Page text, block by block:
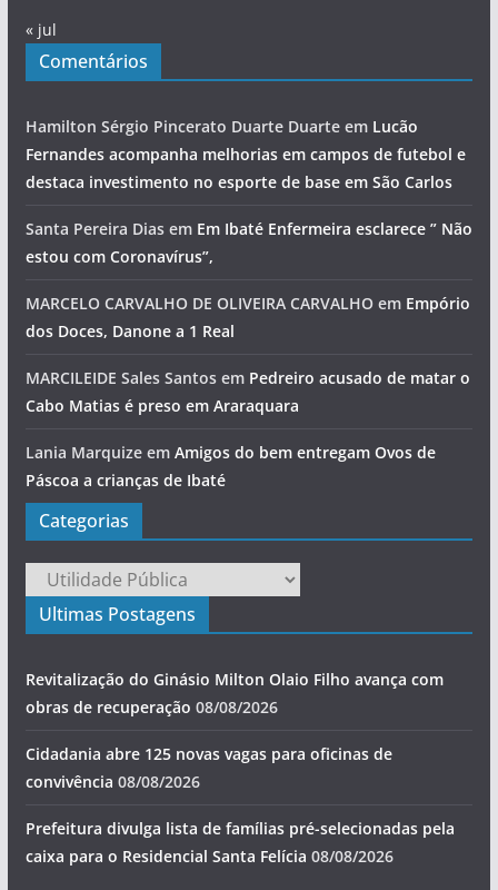
« jul
Comentários
Hamilton Sérgio Pincerato Duarte Duarteem Lucão
Fernandes acompanha melhorias em campos de futebol e
destaca investimento no esporte de base em São Carlos
Santa Pereira Diasem Em Ibaté Enfermeira esclarece ” Não
estou com Coronavírus”,
MARCELO CARVALHO DE OLIVEIRA CARVALHOem Empório
dos Doces, Danone a 1 Real
MARCILEIDE Sales Santosem Pedreiro acusado de matar o
Cabo Matias é preso em Araraquara
Lania Marquizeem Amigos do bem entregam Ovos de
Páscoa a crianças de Ibaté
Categorias
Categorias
Ultimas Postagens
Revitalização do Ginásio Milton Olaio Filho avança com
obras de recuperação 08/08/2026
Cidadania abre 125 novas vagas para oficinas de
convivência 08/08/2026
Prefeitura divulga lista de famílias pré-selecionadas pela
caixa para o Residencial Santa Felícia 08/08/2026